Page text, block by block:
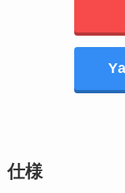
仕様